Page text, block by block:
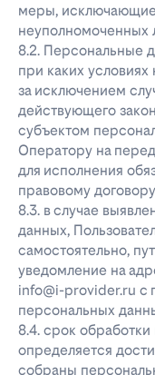
меры,
неуполномоченных
8.2. Персональные
при каких
за исключением
действующего
субъектом
Оператору на
для исполнения
правовому
8.3. в случае
данных,
самостоятельно,
уведомление на
info@i-provider.ru с
персональных
8.4. срок
определяется
собраны